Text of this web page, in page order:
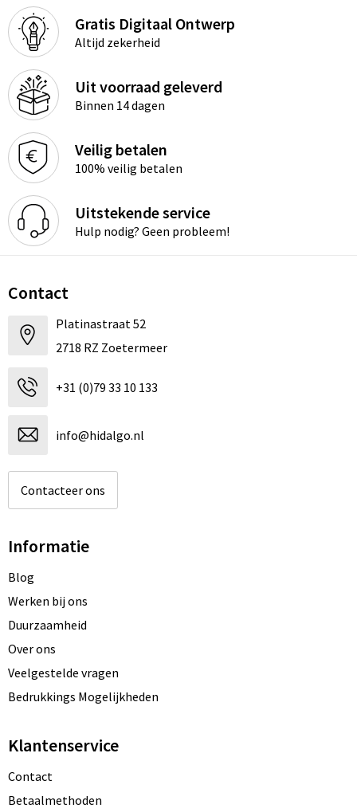
Gratis Digitaal Ontwerp
Altijd zekerheid
Uit voorraad geleverd
Binnen 14 dagen
Veilig betalen
100% veilig betalen
Uitstekende service
Hulp nodig? Geen probleem!
Contact
Platinastraat 52
2718 RZ Zoetermeer
+31 (0)79 33 10 133
info@hidalgo.nl
Contacteer ons
Informatie
Blog
Werken bij ons
Duurzaamheid
Over ons
Veelgestelde vragen
Bedrukkings Mogelijkheden
Klantenservice
Contact
Betaalmethoden